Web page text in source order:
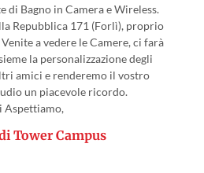
di Bagno in Camera e Wireless.
Repubblica 171 (Forlì), proprio
a vedere le Camere, ci farà
la personalizzazione degli
amici e renderemo il vostro
un piacevole ricordo.
Aspettiamo,
Tower Campus